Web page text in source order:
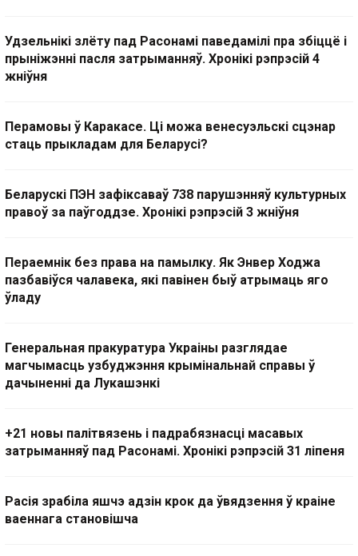
Удзельнікі злёту пад Расонамі паведамілі пра збіццё і
прыніжэнні пасля затрыманняў. Хронікі рэпрэсій 4
жніўня
Перамовы ў Каракасе. Ці можа венесуэльскі сцэнар
стаць прыкладам для Беларусі?
Беларускі ПЭН зафіксаваў 738 парушэнняў культурных
правоў за паўгоддзе. Хронікі рэпрэсій 3 жніўня
Пераемнік без права на памылку. Як Энвер Ходжа
пазбавіўся чалавека, які павінен быў атрымаць яго
ўладу
Генеральная пракуратура Украіны разглядае
магчымасць узбуджэння крымінальнай справы ў
дачыненні да Лукашэнкі
+21 новы палітвязень і падрабязнасці масавых
затрыманняў пад Расонамі. Хронікі рэпрэсій 31 ліпеня
Расія зрабіла яшчэ адзін крок да ўвядзення ў краіне
ваеннага становішча